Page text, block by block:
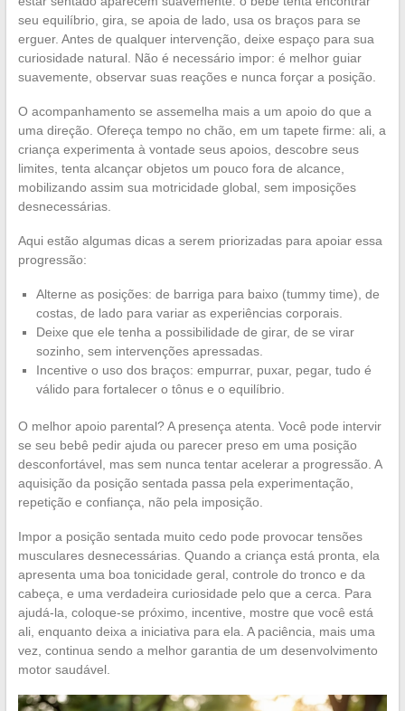
seu equilíbrio, gira, se apoia de lado, usa os braços para se
erguer. Antes de qualquer intervenção, deixe espaço para sua
curiosidade natural. Não é necessário impor: é melhor guiar
suavemente, observar suas reações e nunca forçar a posição.
O acompanhamento se assemelha mais a um apoio do que a
uma direção. Ofereça tempo no chão, em um tapete firme: ali, a
criança experimenta à vontade seus apoios, descobre seus
limites, tenta alcançar objetos um pouco fora de alcance,
mobilizando assim sua motricidade global, sem imposições
desnecessárias.
Aqui estão algumas dicas a serem priorizadas para apoiar essa
progressão:
Alterne as posições: de barriga para baixo (tummy time), de
costas, de lado para variar as experiências corporais.
Deixe que ele tenha a possibilidade de girar, de se virar
sozinho, sem intervenções apressadas.
Incentive o uso dos braços: empurrar, puxar, pegar, tudo é
válido para fortalecer o tônus e o equilíbrio.
O melhor apoio parental? A presença atenta. Você pode intervir
se seu bebê pedir ajuda ou parecer preso em uma posição
desconfortável, mas sem nunca tentar acelerar a progressão. A
aquisição da posição sentada passa pela experimentação,
repetição e confiança, não pela imposição.
Impor a posição sentada muito cedo pode provocar tensões
musculares desnecessárias. Quando a criança está pronta, ela
apresenta uma boa tonicidade geral, controle do tronco e da
cabeça, e uma verdadeira curiosidade pelo que a cerca. Para
ajudá-la, coloque-se próximo, incentive, mostre que você está
ali, enquanto deixa a iniciativa para ela. A paciência, mais uma
vez, continua sendo a melhor garantia de um desenvolvimento
motor saudável.